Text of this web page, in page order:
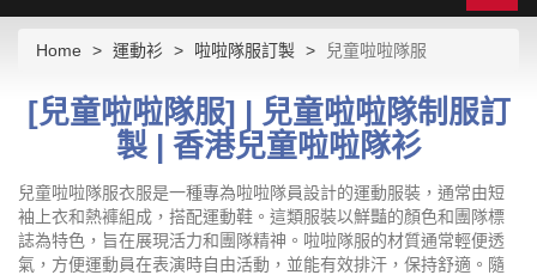
Browse
Home 運動衫 啦啦隊服訂製 兒童啦啦隊服
[兒童啦啦隊服] | 兒童啦啦隊制服訂
製 | 香港兒童啦啦隊衫
兒童啦啦隊服衣服是一種專為啦啦隊員設計的運動服裝，通常由短
袖上衣和熱褲組成，搭配運動鞋。這類服裝以鮮豔的顏色和團隊標
誌為特色，旨在展現活力和團隊精神。啦啦隊服的材質通常輕便透
氣，方便運動員在表演時自由活動，並能有效排汗，保持舒適。隨